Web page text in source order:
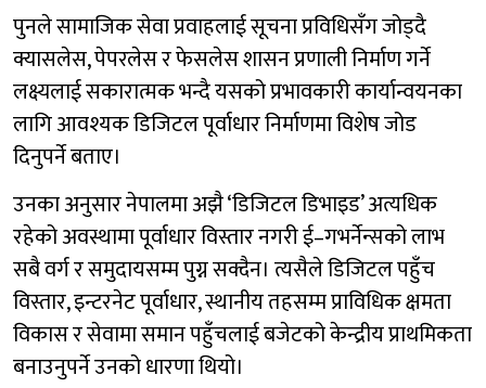
पुनले सामाजिक सेवा प्रवाहलाई सूचना प्रविधिसँग जोड्दै
क्यासलेस, पेपरलेस र फेसलेस शासन प्रणाली निर्माण गर्ने
लक्ष्यलाई सकारात्मक भन्दै यसको प्रभावकारी कार्यान्वयनका
लागि आवश्यक डिजिटल पूर्वाधार निर्माणमा विशेष जोड
दिनुपर्ने बताए।
उनका अनुसार नेपालमा अझै ‘डिजिटल डिभाइड’ अत्यधिक
रहेको अवस्थामा पूर्वाधार विस्तार नगरी ई–गभर्नेन्सको लाभ
सबै वर्ग र समुदायसम्म पुग्न सक्दैन। त्यसैले डिजिटल पहुँच
विस्तार, इन्टरनेट पूर्वाधार, स्थानीय तहसम्म प्राविधिक क्षमता
विकास र सेवामा समान पहुँचलाई बजेटको केन्द्रीय प्राथमिकता
बनाउनुपर्ने उनको धारणा थियो।